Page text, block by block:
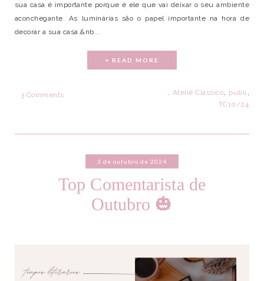
sua casa é importante porque é ele que vai deixar o seu ambiente
aconchegante. As luminárias são o papel importante na hora de
decorar a sua casa.&nb...
+ READ MORE
3 Comments . Ateliê Clássico, publi ,
TC10/24
3 de outubro de 2024
Top Comentarista de
Outubro 🎃